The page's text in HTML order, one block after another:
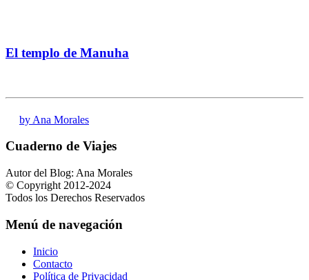
El templo de Manuha
by Ana Morales
Cuaderno de Viajes
Autor del Blog: Ana Morales
© Copyright 2012-2024
Todos los Derechos Reservados
Menú de navegación
Inicio
Contacto
Política de Privacidad